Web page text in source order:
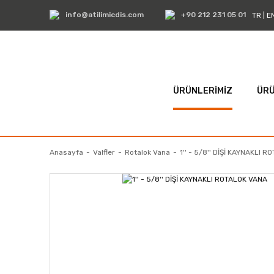
info@atilimicdis.com +90 212 231 05 01 TR
ÜRÜNLERİMİZ
Anasayfa Valfler Rotalok Vana 1'' - 5/8'' DİŞİ KAYNAKLI